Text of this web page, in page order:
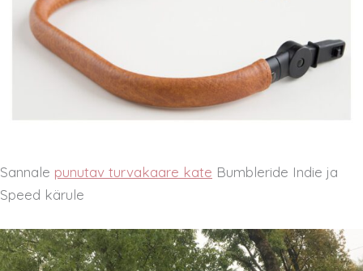
Sannale punutav turvakaare kate Bumbleride Indie ja
Speed kärule